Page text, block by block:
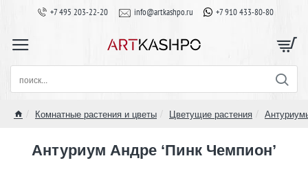
+7 495 203-22-20 info@artkashpo.ru +7 910 433-80-80
поиск...
Комнатные растения и цветы Цветущие растения
Антуриум Андре ‘Пинк Чемпион’